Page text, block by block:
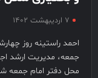
۷ اردیبهشت ۱۴۰۲
جمعه، مدیریت ارشد
محل دفتر امام جمعه